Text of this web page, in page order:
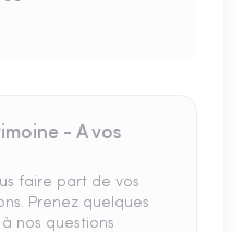
- A vos
faire part de vos
Prenez quelques
nos questions